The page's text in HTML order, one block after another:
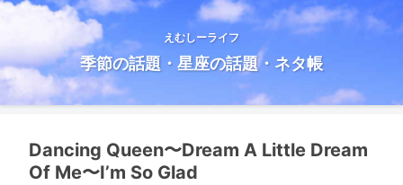
えむしーライフ
季節の話題・星座の話題・ネタ帳
Dancing Queen〜Dream A Little Dream
Of Me〜I’m So Glad